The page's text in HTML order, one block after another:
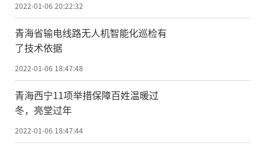
2022-01-06 20:22:32
青海省输电线路无人机智能化巡检有
了技术依据
2022-01-06 18:47:48
青海西宁11项举措保障百姓温暖过
冬，亮堂过年
2022-01-06 18:47:44